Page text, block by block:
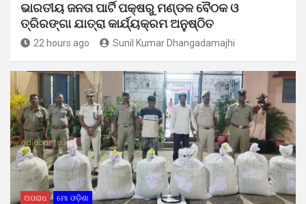
ଭାରତୀୟ ଜନତା ପାର୍ଟି ପକ୍ଷରୁ ମଣ୍ଡଳ ବୈଠକ ଓ
ତ୍ରିରଙ୍ଗା ଯାତ୍ରା କାର୍ଯ୍ୟକ୍ରମ ଅନୁଷ୍ଠିତ
22 hours ago Sunil Kumar Dhangadamajhi
ଅପରାଧ ମୋ ଓଡ଼ିଶା